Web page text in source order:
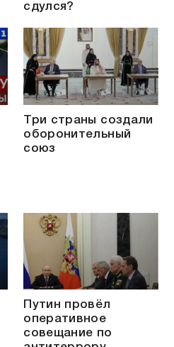
сдулся?
Три страны создали
оборонительный
союз
Путин провёл
оперативное
совещание по